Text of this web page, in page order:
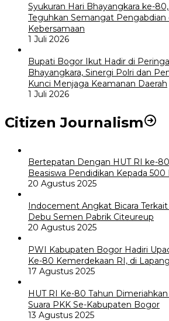
Syukuran Hari Bhayangkara ke-
Teguhkan Semangat Pengabdian
Kebersamaan
1 Juli 2026
Bupati Bogor Ikut Hadir di
Bhayangkara, Sinergi Polri dan
Kunci Menjaga Keamanan Daerah
1 Juli 2026
Citizen Journalism
Bertepatan Dengan HUT RI ke-
Beasiswa Pendidikan Kepada 500
20 Agustus 2025
Indocement Angkat Bicara
Debu Semen Pabrik Citeureup
20 Agustus 2025
PWI Kabupaten Bogor Hadiri
Ke-80 Kemerdekaan RI, di
17 Agustus 2025
HUT RI Ke-80 Tahun
Suara PKK Se-Kabupaten Bogor
13 Agustus 2025